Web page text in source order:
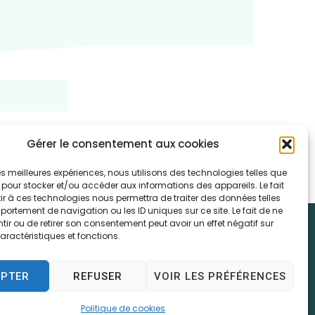
Gérer le consentement aux cookies
meilleures expériences, nous utilisons des technologies telles que
stocker et/ou accéder aux informations des appareils. Le fait
à ces technologies nous permettra de traiter des données telles
de navigation ou les ID uniques sur ce site. Le fait de ne
ou de retirer son consentement peut avoir un effet négatif sur
et fonctions.
REFUSER VOIR LES PRÉFÉRENCES
Politique de cookies